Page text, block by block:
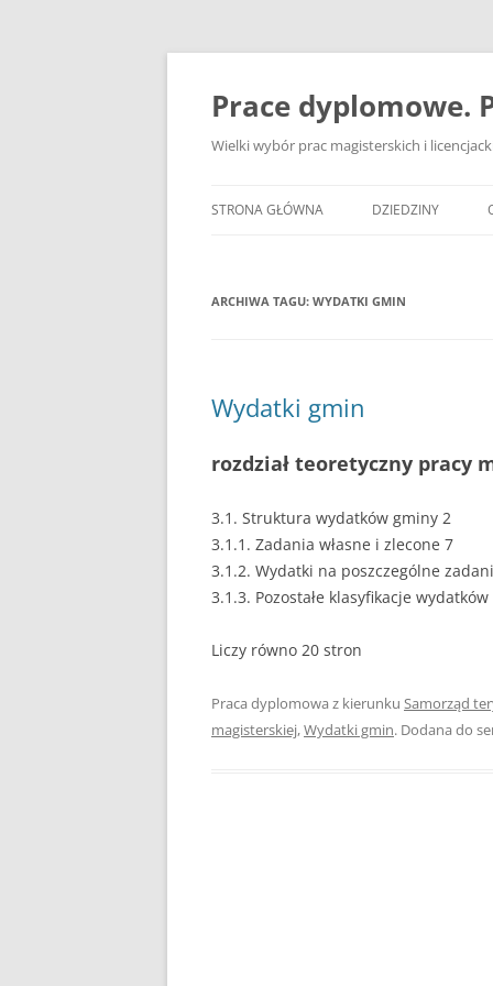
Przejdź
Prace dyplomowe.
Wielki wybór prac magisterskich i
STRONA GŁÓWNA DZIEDZINY
BANKOWOŚĆ
EUROPEISTYKA
FINANSE
HANDEL
ARCHIWA TAGU: WYDATKI GMIN
Wydatki gmin
rozdział teoretyczny pracy
3.1. Struktura wydatków gminy 2
3.1.1. Zadania własne i zlecone 7
3.1.2. Wydatki na poszczególne
3.1.3. Pozostałe klasyfikacje
Liczy równo 20 stron
Praca dyplomowa z kierunku Samorząd
magisterskiej,Wydatki gmin. Dodana do